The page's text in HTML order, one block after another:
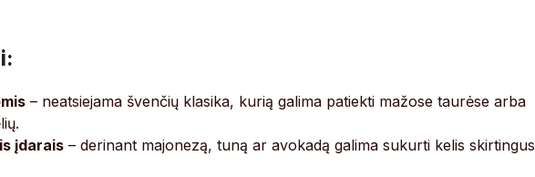
– neatsiejama švenčių klasika, kurią galima patiekti mažose taurėse arba
įdarais – derinant majonezą, tuną ar avokadą galima sukurti kelis skirtingus